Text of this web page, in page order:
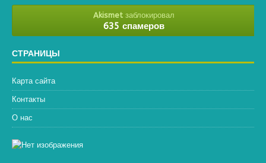
Akismetзаблокировал
635 спамеров
СТРАНИЦЫ
Карта сайта
Контакты
О нас